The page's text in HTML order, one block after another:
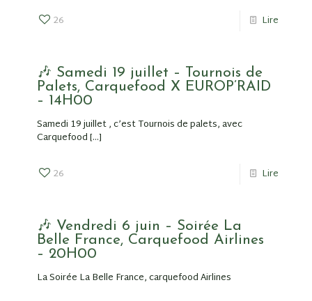
26 Lire
🎶 Samedi 19 juillet – Tournois de
Palets, Carquefood X EUROP’RAID
– 14H00
Samedi 19 juillet , c’est Tournois de palets, avec
Carquefood[…]
26 Lire
🎶 Vendredi 6 juin – Soirée La
Belle France, Carquefood Airlines
– 20H00
La Soirée La Belle France, carquefood Airlines